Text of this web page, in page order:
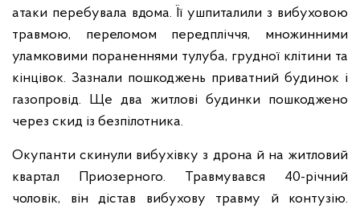
атаки перебувала вдома. Її ушпиталили з вибуховою
травмою, переломом передпліччя, множинними
уламковими пораненнями тулуба, грудної клітини та
кінцівок. Зазнали пошкоджень приватний будинок і
газопровід. Ще два житлові будинки пошкоджено
через скид із безпілотника.
Окупанти скинули вибухівку з дрона й на житловий
квартал Приозерного. Травмувався 40-річний
чоловік, він дістав вибухову травму й контузію.